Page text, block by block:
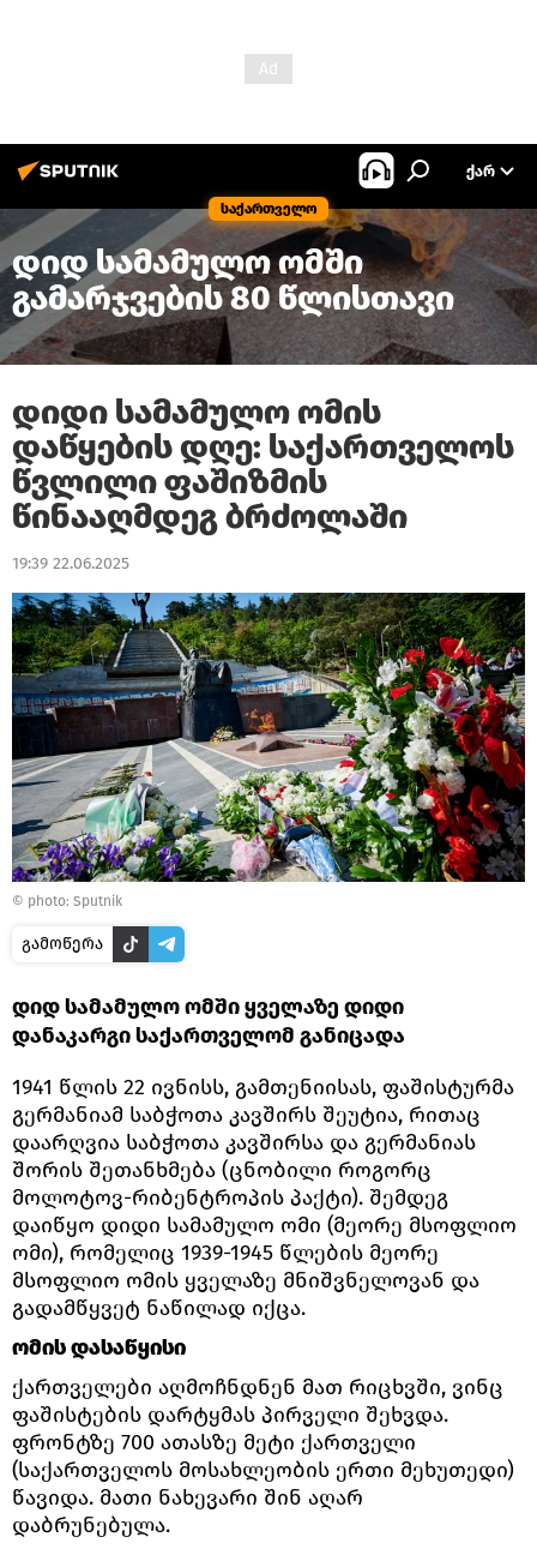
საქართველო
ᲥᲐᲠ
დიდ სამამულო ომში
გამარჯვების 80 წლისთავი
დიდი სამამულო ომის
დაწყების დღე: საქართველოს
წვლილი ფაშიზმის
წინააღმდეგ ბრძოლაში
19:39 22.06.2025
© photo: Sputnik
გამოწერა
დიდ სამამულო ომში ყველაზე დიდი
დანაკარგი საქართველომ განიცადა
1941 წლის 22 ივნისს, გამთენიისას, ფაშისტურმა
გერმანიამ საბჭოთა კავშირს შეუტია, რითაც
დაარღვია საბჭოთა კავშირსა და გერმანიას
შორის შეთანხმება (ცნობილი როგორც
მოლოტოვ-რიბენტროპის პაქტი). შემდეგ
დაიწყო დიდი სამამულო ომი (მეორე მსოფლიო
ომი), რომელიც 1939-1945 წლების მეორე
მსოფლიო ომის ყველაზე მნიშვნელოვან და
გადამწყვეტ ნაწილად იქცა.
ომის დასაწყისი
ქართველები აღმოჩნდნენ მათ რიცხვში, ვინც
ფაშისტების დარტყმას პირველი შეხვდა.
ფრონტზე 700 ათასზე მეტი ქართველი
(საქართველოს მოსახლეობის ერთი მეხუთედი)
წავიდა. მათი ნახევარი შინ აღარ
დაბრუნებულა.